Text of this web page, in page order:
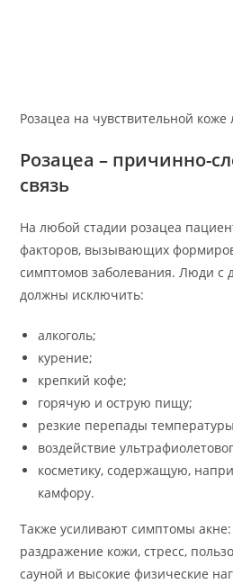
Розацеа на чувствительной коже
Розацеа – причинно-
связь
На любой стадии розацеа
факторов, вызывающих
симптомов заболевания. Люди с
должны исключить:
алкоголь;
курение;
крепкий кофе;
горячую и острую пищу;
резкие перепады
воздействие
косметику, содержащую,
камфору.
Также усиливают симптомы
раздражение кожи, стресс,
сауной и высокие физические